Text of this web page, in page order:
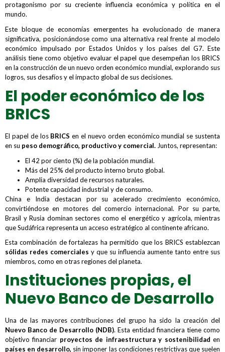
protagonismo por su creciente influencia económica y política en el
mundo.
Este bloque de economías emergentes ha evolucionado de manera
significativa, posicionándose como una alternativa real frente al modelo
económico impulsado por Estados Unidos y los países del G7. Este
análisis tiene como objetivo evaluar el papel que desempeñan los BRICS
en la construcción de un nuevo orden económico mundial, explorando sus
logros, sus desafíos y el impacto global de sus decisiones.
El poder económico de los
BRICS
El papel de los BRICS en el nuevo orden económico mundial se sustenta
en su peso demográfico, productivo y comercial. Juntos, representan:
El 42 por ciento (%) de la población mundial.
Más del 25% del producto interno bruto global.
Amplia diversidad de recursos naturales.
Potente capacidad industrial y de consumo.
China e India destacan por su acelerado crecimiento económico,
convirtiéndose en motores del comercio internacional. Por su parte,
Brasil y Rusia dominan sectores como el energético y agrícola, mientras
que Sudáfrica representa un acceso estratégico al continente africano.
Esta combinación de fortalezas ha permitido que los BRICS establezcan
sólidas redes comerciales y que su influencia aumente tanto entre sus
miembros, como en otras regiones del planeta.
Instituciones propias, el
Nuevo Banco de Desarrollo
Una de las mayores contribuciones del grupo ha sido la creación del
Nuevo Banco de Desarrollo (NDB). Esta entidad financiera tiene como
objetivo financiar proyectos de infraestructura y sostenibilidad en
países en desarrollo, sin imponer las condiciones restrictivas que suelen